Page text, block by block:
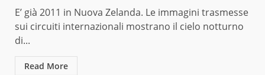
E’ già 2011 in Nuova Zelanda. Le immagini trasmesse
sui circuiti internazionali mostrano il cielo notturno
di...
Read More